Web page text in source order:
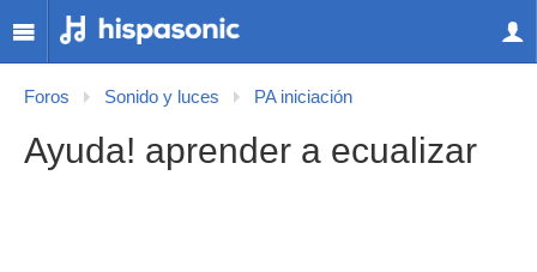
Foros Sonido y luces PA iniciación
Ayuda! aprender a ecualizar